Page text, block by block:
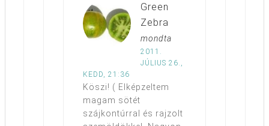
Green
Zebra
mondta
2011.
JÚLIUS 26.,
KEDD, 21:36
Köszi! ( Elképzeltem
magam sötét
szájkontúrral és rajzolt